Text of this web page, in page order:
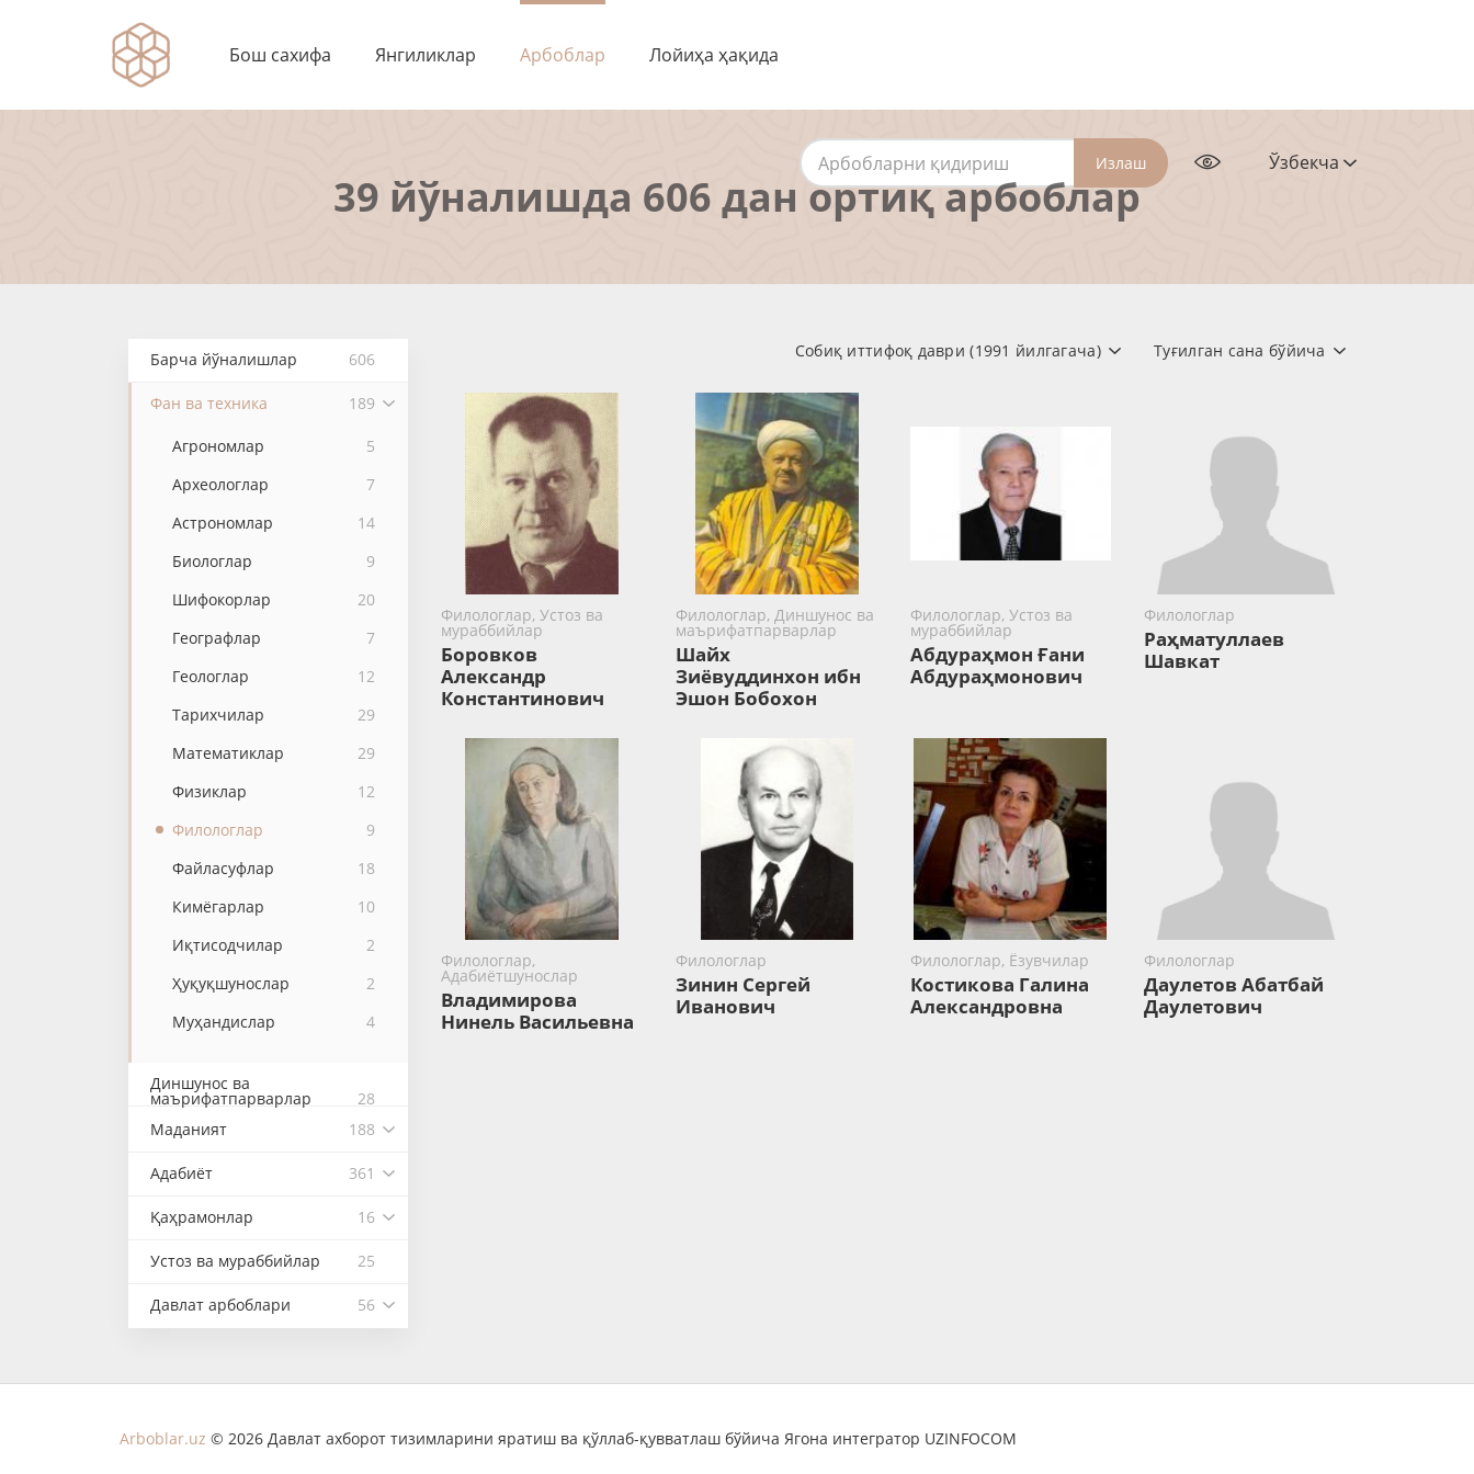
Бош сахифа Янгиликлар Арбоблар Лойиҳа ҳақида
Излаш Ўзбекча
39 йўналишда 606 дан ортиқ арбоблар
Барча йўналишлар 606
Фан ва техника 189
Агрономлар
5
Археологлар
7
Астрономлар
14
Биологлар
9
Шифокорлар
20
Географлар
7
Геологлар
12
Тарихчилар
29
Математиклар
29
Физиклар
12
Филологлар
9
Файласуфлар
18
Кимёгарлар
10
Иқтисодчилар
2
Ҳуқуқшунослар
2
Муҳандислар
4
Диншунос ва
маърифатпарварлар
28
Маданият
188
Адабиёт 361
Қаҳрамонлар 16
Устоз ва мураббийлар 25
Давлат арбоблари 56
Туғилган сана бўйича
Собиқ иттифоқ даври (1991 йилгагача)
Филологлар, Устоз ва
мураббийлар
Боровков
Александр
Константинович
Филологлар, Диншунос ва
маърифатпарварлар
Шайх
Зиёвуддинхон ибн
Эшон Бобохон
Филологлар, Устоз ва
мураббийлар
Абдураҳмон Ғани
Абдураҳмонович
Филологлар
Раҳматуллаев
Шавкат
Филологлар,
Адабиётшунослар
Владимирова
Нинель Васильевна
Филологлар
Зинин ​Сергей
Иванович
Филологлар, Ёзувчилар
Костикова Галина
Александровна
Филологлар
Даулетов Абатбай
Даулетович
Arboblar.uz © 2026 Давлат ахборот тизимларини яратиш ва қўллаб-қувватлаш бўйича Ягона интегратор UZINFOCOM